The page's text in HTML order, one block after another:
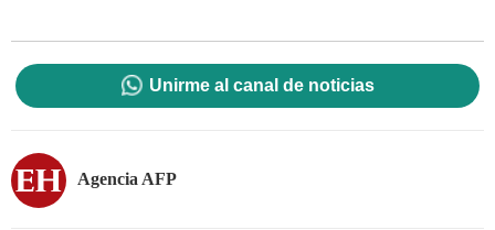
Unirme al canal de noticias
Agencia AFP